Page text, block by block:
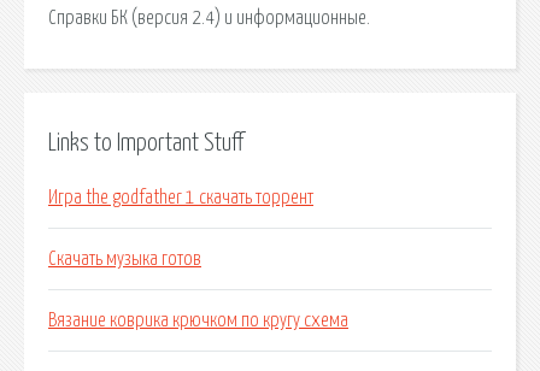
Справки БК (версия 2.4) и информационные.
Links to Important Stuff
Игра the godfather 1 скачать торрент
Скачать музыка готов
Вязание коврика крючком по кругу схема